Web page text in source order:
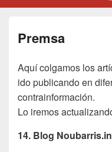
Premsa
Aquí­ colgamos los
ido publicando en
contrainformación.
Lo iremos
14. Blog